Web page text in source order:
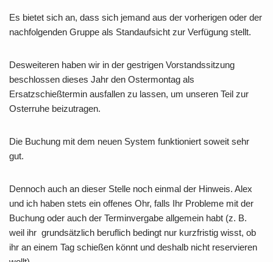
Es bietet sich an, dass sich jemand aus der vorherigen oder der
nachfolgenden Gruppe als Standaufsicht zur Verfügung stellt.
Desweiteren haben wir in der gestrigen Vorstandssitzung
beschlossen dieses Jahr den Ostermontag als
Ersatzschießtermin ausfallen zu lassen, um unseren Teil zur
Osterruhe beizutragen.
Die Buchung mit dem neuen System funktioniert soweit sehr
gut.
Dennoch auch an dieser Stelle noch einmal der Hinweis. Alex
und ich haben stets ein offenes Ohr, falls Ihr Probleme mit der
Buchung oder auch der Terminvergabe allgemein habt (z. B.
weil ihr grundsätzlich beruflich bedingt nur kurzfristig wisst, ob
ihr an einem Tag schießen könnt und deshalb nicht reservieren